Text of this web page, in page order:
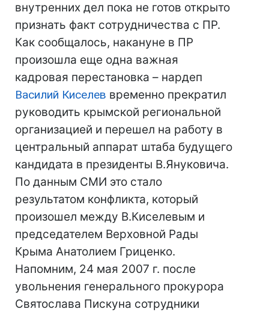
внутренних дел пока не готов открыто
признать факт сотрудничества с ПР.
Как сообщалось, накануне в ПР
произошла еще одна важная
кадровая перестановка – нардеп
Василий Киселев временно прекратил
руководить крымской региональной
организацией и перешел на работу в
центральный аппарат штаба будущего
кандидата в президенты В.Януковича.
По данным СМИ это стало
результатом конфликта, который
произошел между В.Киселевым и
председателем Верховной Рады
Крыма Анатолием Гриценко.
Напомним, 24 мая 2007 г. после
увольнения генерального прокурора
Святослава Пискуна сотрудники